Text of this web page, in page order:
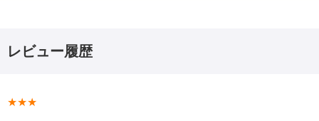
レビュー履歴
★★★